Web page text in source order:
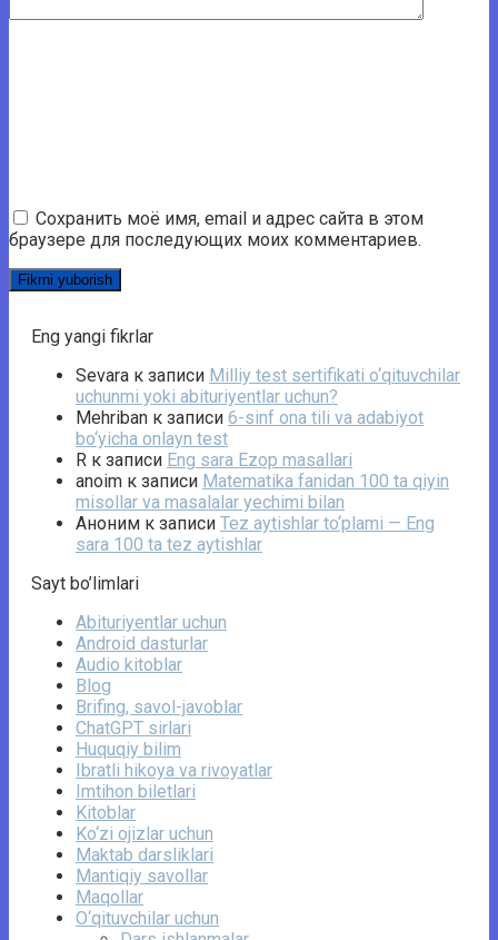
Сохранить моё имя, email и адрес сайта в этом
браузере для последующих моих комментариев.
Eng yangi fikrlar
Sevara к записи Milliy test sertifikati o‘qituvchilar
uchunmi yoki abituriyentlar uchun?
Mehriban к записи 6-sinf ona tili va adabiyot
bo‘yicha onlayn test
R к записи Eng sara Ezop masallari
anoim к записи Matematika fanidan 100 ta qiyin
misollar va masalalar yechimi bilan
Аноним к записи Tez aytishlar to‘plami — Eng
sara 100 ta tez aytishlar
Sayt bo’limlari
Abituriyentlar uchun
Android dasturlar
Audio kitoblar
Blog
Brifing, savol-javoblar
ChatGPT sirlari
Huquqiy bilim
Ibratli hikoya va rivoyatlar
Imtihon biletlari
Kitoblar
Ko‘zi ojizlar uchun
Maktab darsliklari
Mantiqiy savollar
Maqollar
O‘qituvchilar uchun